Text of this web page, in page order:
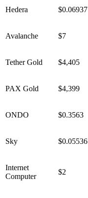
Hedera $0.06937
Avalanche $7
Tether Gold $4,405
PAX Gold $4,399
ONDO $0.3563
Sky $0.05536
Internet
Computer
$2